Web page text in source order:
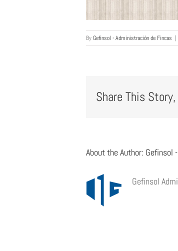
ByGefinsol - Administración de Fincas |
Share This
About the Author: Gefinsol
Gefinsol